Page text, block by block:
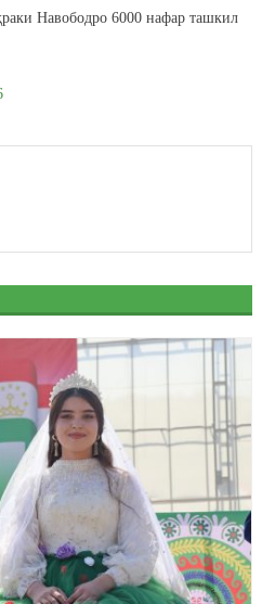
Навободро 6000 нафар ташкил